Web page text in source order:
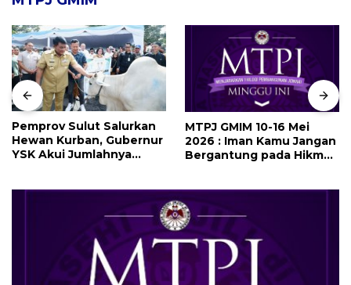
Pemprov Sulut Salurkan
Hewan Kurban, Gubernur
YSK Akui Jumlahnya
MTPJ GMIM 10-16 Mei
2026 : Iman Kamu Jangan
Bergantung pada Hikmat